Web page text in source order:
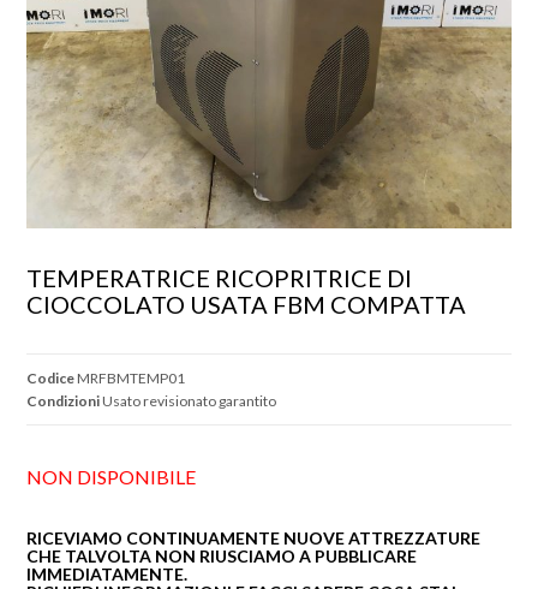
TEMPERATRICE RICOPRITRICE DI
CIOCCOLATO USATA FBM COMPATTA
CodiceMRFBMTEMP01
CondizioniUsato revisionato garantito
NON DISPONIBILE
RICEVIAMO CONTINUAMENTE NUOVE ATTREZZATURE
CHE TALVOLTA NON RIUSCIAMO A PUBBLICARE
IMMEDIATAMENTE.